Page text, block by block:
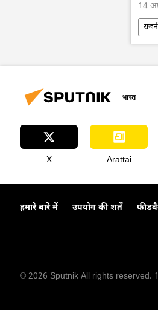
14
भारत
X Arattai
हमारे बारे में उपयोग की शर्तें
© 2026 Sputnik All rights reserved.